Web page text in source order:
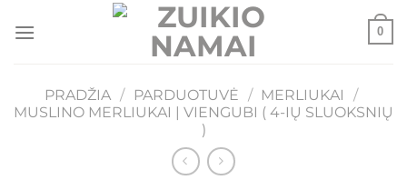
0
PRADŽIA / PARDUOTUVĖ / MERLIUKAI
/
MUSLINO MERLIUKAI | VIENGUBI ( 4-IŲ SLUOKSNIŲ
)